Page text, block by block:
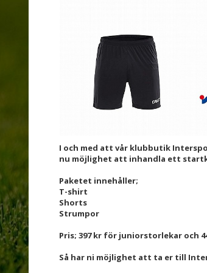
I och med att vår klubbutik
nu möjlighet att inhandla ett
Paketet innehåller;
T-shirt
Shorts
Strumpor
Pris; 397 kr för juniorstorlekar och
Så har ni möjlighet att ta er till